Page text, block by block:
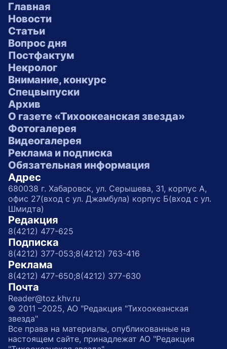
Главная
Новости
Статьи
Вопрос дня
Постфактум
Некролог
Внимание, конкурс
Спецвыпуски
Архив
О газете «Тихоокеанская звезда»
Фотогалерея
Видеогалерея
Реклама и подписка
Обязательная информация
Адрес
680038 г. Хабаровск, ул. Серышева, 31, корпус А,
офис 27(вход с ул. Джамбула) корпус Б(вход с ул.
Шмидта)
Редакция
8(4212) 477-625
Подписка
8(4212) 377-053;8(4212) 763-416
Реклама
8(4212) 477-650;8(4212) 377-630
Почта
Reader@toz.khv.ru
© 2011 –2025, АО "Редакция "Тихоокеанская
звезда"
Все права на материалы, опубликованные на
настоящем сайте, принадлежат АО "Редакция